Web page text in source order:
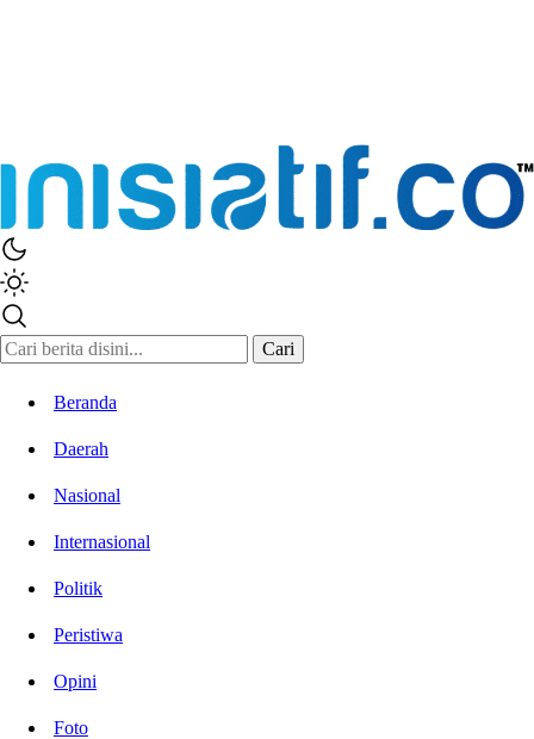
Inisiatif.co
Stay Connected Stay Informed
Cari
Beranda
Daerah
Nasional
Internasional
Politik
Peristiwa
Opini
Foto